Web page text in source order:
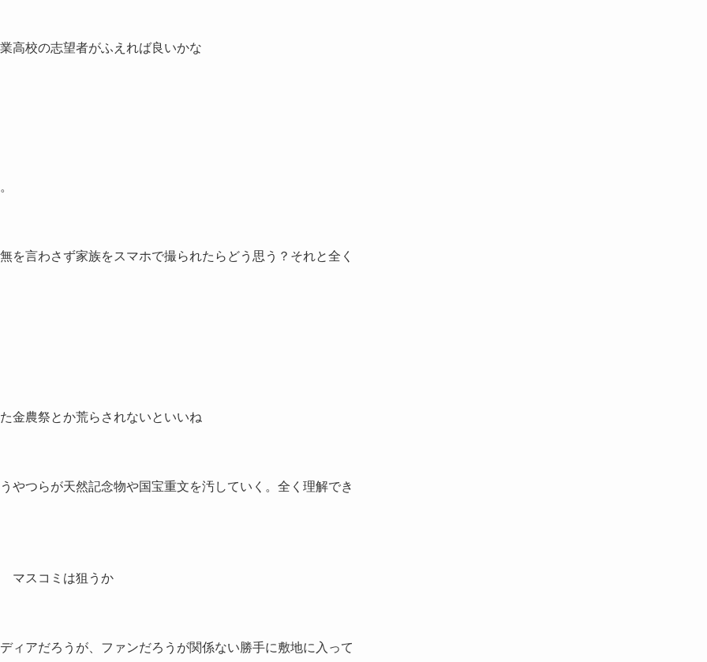
高校の志望者がふえれば良いかな
を言わさず家族をスマホで撮られたらどう思う？それと全く
金農祭とか荒らされないといいね
やつらが天然記念物や国宝重文を汚していく。全く理解でき
マスコミは狙うか
ィアだろうが、ファンだろうが関係ない勝手に敷地に入って